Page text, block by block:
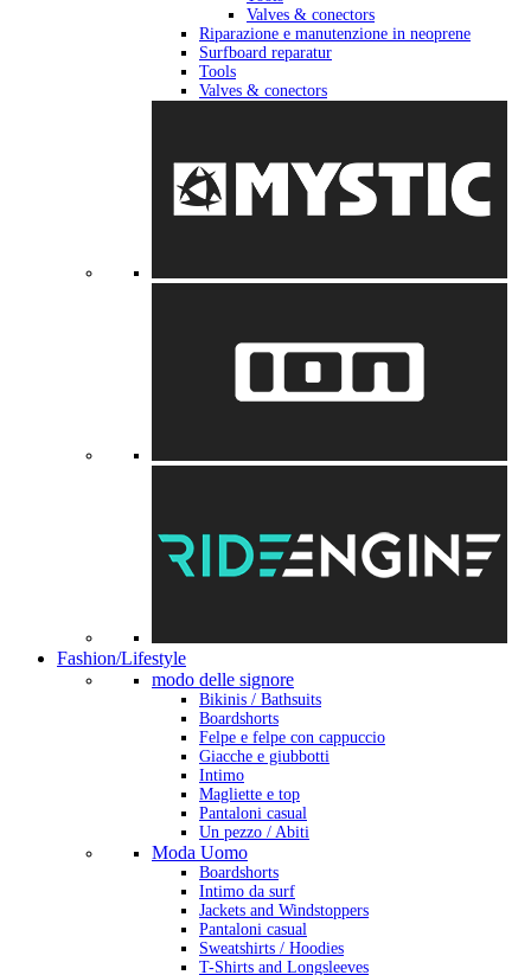
Valves & conectors
Riparazione e manutenzione in neoprene
Surfboard reparatur
Tools
Valves & conectors
Fashion/Lifestyle
modo delle signore
Bikinis / Bathsuits
Boardshorts
Felpe e felpe con cappuccio
Giacche e giubbotti
Intimo
Magliette e top
Pantaloni casual
Un pezzo / Abiti
Moda Uomo
Boardshorts
Intimo da surf
Jackets and Windstoppers
Pantaloni casual
Sweatshirts / Hoodies
T-Shirts and Longsleeves